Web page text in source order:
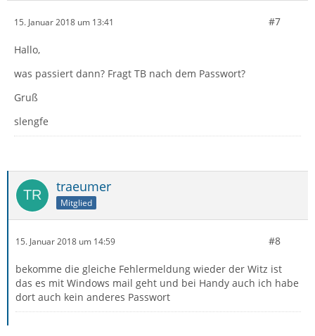
15. Januar 2018 um 13:41 #7
Hallo,
was passiert dann? Fragt TB nach dem Passwort?
Gruß
slengfe
traeumer
Mitglied
15. Januar 2018 um 14:59 #8
bekomme die gleiche Fehlermeldung wieder der Witz ist
das es mit Windows mail geht und bei Handy auch ich habe
dort auch kein anderes Passwort